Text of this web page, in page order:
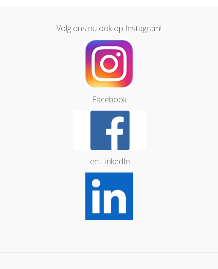
Volg ons nu ook op Instagram!
Facebook
en LinkedIn